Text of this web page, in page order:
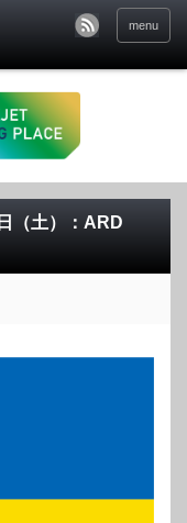
menu
（土）：ARD